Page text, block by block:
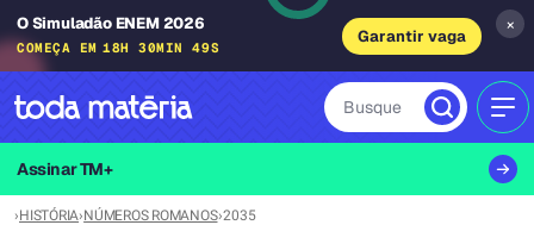
O Simuladão ENEM 2026
COMEÇA EM 18H 30MIN 49S
Garantir vaga
×
Busque
Assinar TM+
›HISTÓRIA›NÚMEROS ROMANOS›2035